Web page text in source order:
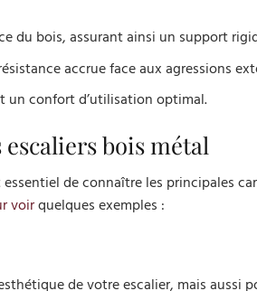
du bois, assurant ainsi un support
accrue face aux agressions
un confort d’utilisation optimal.
bois métal
de connaître les principales
voirquelques exemples :
de votre escalier, mais aussi